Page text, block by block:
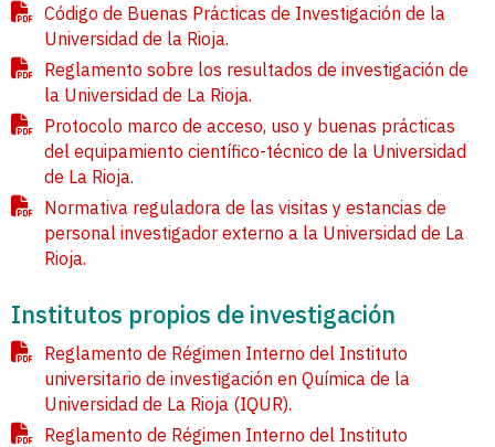
Código de Buenas Prácticas de Investigación de la
Universidad de la Rioja.
Reglamento sobre los resultados de investigación de
la Universidad de La Rioja.
Protocolo marco de acceso, uso y buenas prácticas
del equipamiento científico-técnico de la Universidad
de La Rioja.
Normativa reguladora de las visitas y estancias de
personal investigador externo a la Universidad de La
Rioja.
Institutos propios de investigación
Reglamento de Régimen Interno del Instituto
universitario de investigación en Química de la
Universidad de La Rioja (IQUR).
Reglamento de Régimen Interno del Instituto